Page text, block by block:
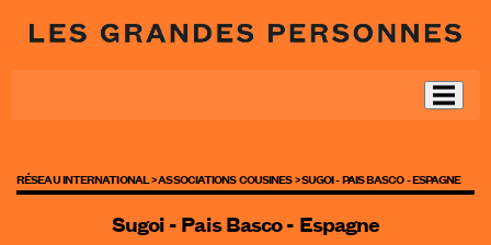
RÉSEAU INTERNATIONAL >ASSOCIATIONS COUSINES >SUGOI - PAIS BASCO - ESPAGNE
Sugoi - Pais Basco - Espagne